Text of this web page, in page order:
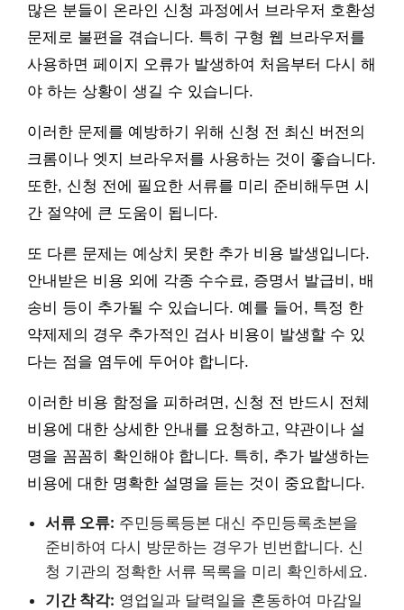
많은 분들이 온라인 신청 과정에서 브라우저 호환성
문제로 불편을 겪습니다. 특히 구형 웹 브라우저를
사용하면 페이지 오류가 발생하여 처음부터 다시 해
야 하는 상황이 생길 수 있습니다.
이러한 문제를 예방하기 위해 신청 전 최신 버전의
크롬이나 엣지 브라우저를 사용하는 것이 좋습니다.
또한, 신청 전에 필요한 서류를 미리 준비해두면 시
간 절약에 큰 도움이 됩니다.
또 다른 문제는 예상치 못한 추가 비용 발생입니다.
안내받은 비용 외에 각종 수수료, 증명서 발급비, 배
송비 등이 추가될 수 있습니다. 예를 들어, 특정 한
약제제의 경우 추가적인 검사 비용이 발생할 수 있
다는 점을 염두에 두어야 합니다.
이러한 비용 함정을 피하려면, 신청 전 반드시 전체
비용에 대한 상세한 안내를 요청하고, 약관이나 설
명을 꼼꼼히 확인해야 합니다. 특히, 추가 발생하는
비용에 대한 명확한 설명을 듣는 것이 중요합니다.
서류 오류: 주민등록등본 대신 주민등록초본을
준비하여 다시 방문하는 경우가 빈번합니다. 신
청 기관의 정확한 서류 목록을 미리 확인하세요.
기간 착각: 영업일과 달력일을 혼동하여 마감일